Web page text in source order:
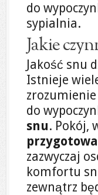
do
sypialnia.
Jakie
Jakość snu
Istnieje
do
snu. Pokój,
zazwyczaj
komfortu
zewnątrz